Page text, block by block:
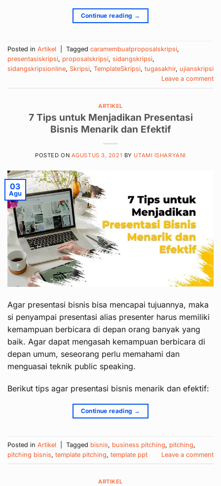
Continue reading →
Posted in Artikel Tagged caramembuatproposalskripsi,
presentasiskripsi, proposalskripsi, sidangskripsi,
sidangskripsionline, Skripsi, TemplateSkripsi, tugasakhir, ujianskripsi
Leave a comment
ARTIKEL
7 Tips untuk Menjadikan Presentasi
Bisnis Menarik dan Efektif
POSTED ON AGUSTUS 3, 2021 BY UTAMI ISHARYANI
03
Agu
Agar presentasi bisnis bisa mencapai tujuannya, maka
si penyampai presentasi alias presenter harus memiliki
kemampuan berbicara di depan orang banyak yang
baik. Agar dapat mengasah kemampuan berbicara di
depan umum, seseorang perlu memahami dan
menguasai teknik public speaking.
Berikut tips agar presentasi bisnis menarik dan efektif:
Continue reading →
Posted in Artikel Tagged bisnis, business pitching, pitching,
pitching bisnis, template pitching, template ppt Leave a comment
ARTIKEL